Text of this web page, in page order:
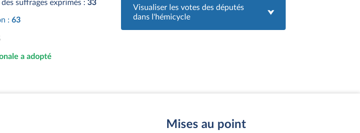
suffrages exprimés : 33
: 63
a adopté
Visualiser les votes des députés
dans l'hémicycle
Mises au point